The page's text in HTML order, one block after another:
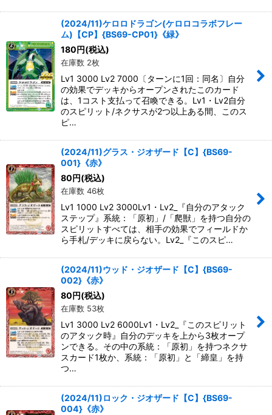
(2024/11)ケロロドラゴン(ケロロコラボフレー
ム)【CP】{BS69-CP01}《緑》
180 円(税込)
在庫数 2枚
Lv1 3000 Lv2 7000〔ターンに1回：同名〕自分
の効果でデッキからオープンされたこのカード
は、1コスト支払って召喚できる。Lv1・Lv2自分
のスピリット/ネクサスが2つ以上ある間、このス
ピ…
(2024/11)グラス・ジオザード【C】{BS69-
001}《赤》
80 円(税込)
在庫数 46枚
Lv1 1000 Lv2 3000Lv1・Lv2_『自分のアタック
ステップ』系統：「原初」/「爬獣」を持つ自分の
スピリットすべては、相手の効果でフィールドか
ら手札/デッキに戻らない。Lv2_『このスピ…
(2024/11)ウッド・ジオザード【C】{BS69-
002}《赤》
80 円(税込)
在庫数 53枚
Lv1 3000 Lv2 6000Lv1・Lv2_『このスピリット
のアタック時』自分のデッキを上から3枚オープ
ンできる。その中の系統：「原初」を持つネクサ
スカード1枚か、系統：「原初」と「締皇」を持
つ…
(2024/11)ロック・ジオザード【C】{BS69-
004}《赤》